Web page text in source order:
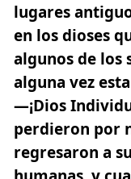
lugares
en los dioses
algunos de los
alguna vez
—¡Dios
perdieron por
regresaron a